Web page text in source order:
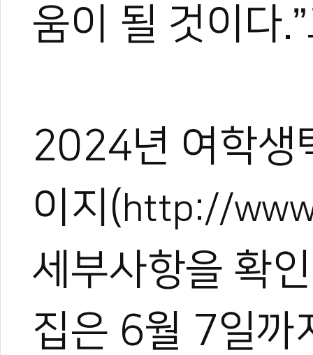
움이 될 것이다
2024년 여학생
이지( http://
세부사항을 확
집은 6월 7일까
관련 뉴스
대한택견회장에
2024 가족 무예